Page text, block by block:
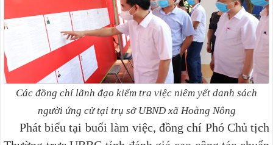
Các đồng chí lãnh đạo kiểm tra việc niêm yết danh sách
người ứng cửtại trụ sở UBND xã Hoàng Nông
Phát biểu tại buổi làm việc, đồng chí Phó Chủ tịch